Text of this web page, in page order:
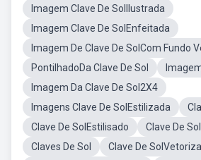
Imagem Clave De SolIlustrada
Imagem Clave De SolEnfeitada
Imagem De Clave De SolCom Fundo
PontilhadoDa Clave De Sol
Imagem Da Clave De Sol2X4
Imagens Clave De SolEstilizada
Clave De SolEstilisado
Clave De
Claves De Sol
Clave De